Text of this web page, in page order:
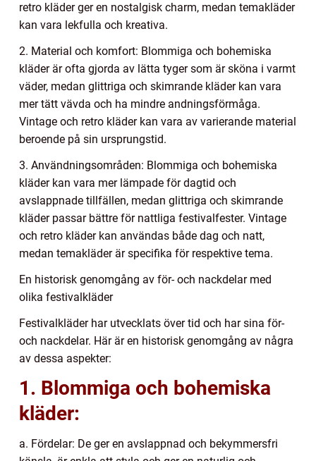
retro kläder ger en nostalgisk charm, medan temakläder
kan vara lekfulla och kreativa.
2. Material och komfort: Blommiga och bohemiska
kläder är ofta gjorda av lätta tyger som är sköna i varmt
väder, medan glittriga och skimrande kläder kan vara
mer tätt vävda och ha mindre andningsförmåga.
Vintage och retro kläder kan vara av varierande material
beroende på sin ursprungstid.
3. Användningsområden: Blommiga och bohemiska
kläder kan vara mer lämpade för dagtid och
avslappnade tillfällen, medan glittriga och skimrande
kläder passar bättre för nattliga festivalfester. Vintage
och retro kläder kan användas både dag och natt,
medan temakläder är specifika för respektive tema.
En historisk genomgång av för- och nackdelar med
olika festivalkläder
Festivalkläder har utvecklats över tid och har sina för-
och nackdelar. Här är en historisk genomgång av några
av dessa aspekter:
1. Blommiga och bohemiska
kläder:
a. Fördelar: De ger en avslappnad och bekymmersfri